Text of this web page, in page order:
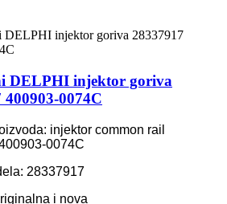
DELPHI injektor goriva
400903-0074C
injektor common rail
0074C
28337917
i nova